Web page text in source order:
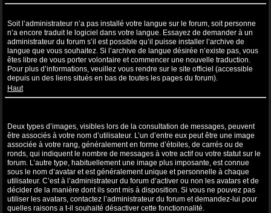
Soit l’administrateur n’a pas installé votre langue sur le forum, soit personne
n’a encore traduit le logiciel dans votre langue. Essayez de demander à un
administrateur du forum s’il est possible qu’il puisse installer l’archive de
langue que vous souhaitez. Si l’archive de langue désirée n’existe pas, vous
êtes libre de vous porter volontaire et commencer une nouvelle traduction.
Pour plus d’informations, veuillez vous rendre sur le site officiel (accessible
depuis un des liens situés en bas de toutes les pages du forum).
Haut
Deux types d’images, visibles lors de la consultation de messages, peuvent
être associés à votre nom d’utilisateur. L’un d’entre eux peut être une image
associée à votre rang, généralement en forme d’étoiles, de carrés ou de
ronds, qui indiquent le nombre de messages à votre actif ou votre statut sur le
forum. L’autre type, habituellement une image plus imposante, est connue
sous le nom d’avatar et est généralement unique et personnelle à chaque
utilisateur. C’est à l’administrateur du forum d’activer ou non les avatars et de
décider de la manière dont ils sont mis à disposition. Si vous ne pouvez pas
utiliser les avatars, contactez l’administrateur du forum et demandez-lui pour
quelles raisons a t-il souhaité désactiver cette fonctionnalité.